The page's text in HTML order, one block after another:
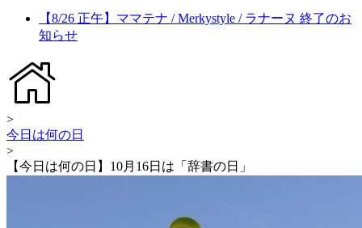
【8/26 正午】ママテナ / Merkystyle / ラナーヌ 終了のお
知らせ
>
今日は何の日
>
【今日は何の日】10月16日は「辞書の日」